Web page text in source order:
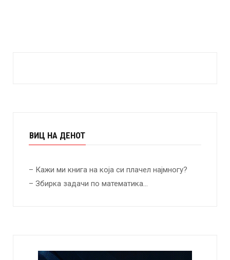
ВИЦ НА ДЕНОТ
– Кажи ми книга на која си плачел најмногу?
– Збирка задачи по математика…